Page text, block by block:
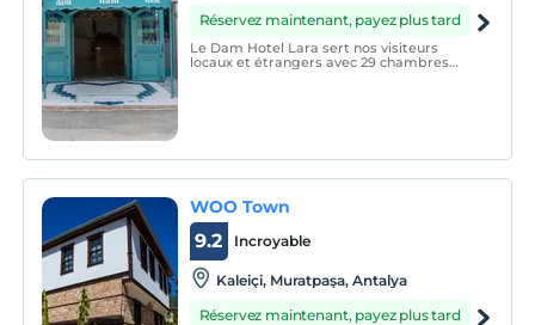
Réservez maintenant, payez plus tard
Le Dam Hotel Lara sert nos visiteurs
locaux et étrangers avec 29 chambres
WOO Town
Incroyable
9.2
Kaleiçi, Muratpaşa, Antalya
Réservez maintenant, payez plus tard